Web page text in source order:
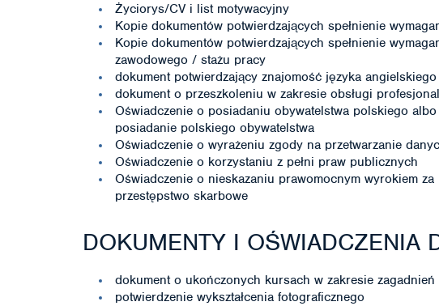
Życiorys/CV i list motywacyjny
Kopie dokumentów potwierdzających spełnienie
Kopie dokumentów potwierdzających spełnienie
zawodowego / stażu pracy
dokument potwierdzający znajomość języka
dokument o przeszkoleniu w zakresie obsługi
Oświadczenie o posiadaniu obywatelstwa polskiego
posiadanie polskiego obywatelstwa
Oświadczenie o wyrażeniu zgody na przetwarzanie
Oświadczenie o korzystaniu z pełni praw publicznych
Oświadczenie o nieskazaniu prawomocnym wyrokiem
przestępstwo skarbowe
DOKUMENTY I OŚWIADCZENIA
dokument o ukończonych kursach w zakresie
potwierdzenie wykształcenia fotograficznego